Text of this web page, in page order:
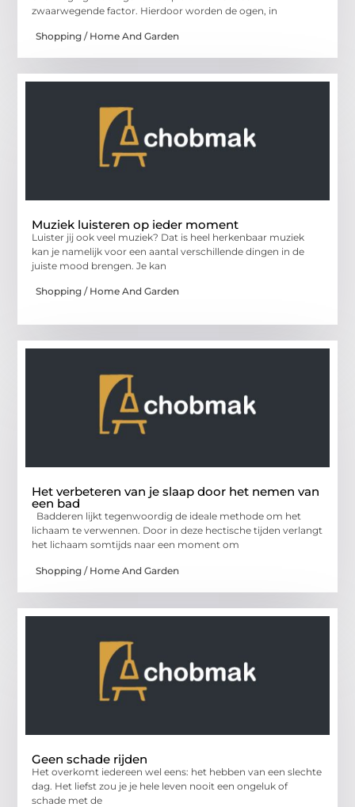
zwaarwegende factor. Hierdoor worden de ogen, in
Shopping / Home And Garden
Muziek luisteren op ieder moment
Luister jij ook veel muziek? Dat is heel herkenbaar muziek
kan je namelijk voor een aantal verschillende dingen in de
juiste mood brengen. Je kan
Shopping / Home And Garden
Het verbeteren van je slaap door het nemen van
een bad
Badderen lijkt tegenwoordig de ideale methode om het
lichaam te verwennen. Door in deze hectische tijden verlangt
het lichaam somtijds naar een moment om
Shopping / Home And Garden
Geen schade rijden
Het overkomt iedereen wel eens: het hebben van een slechte
dag. Het liefst zou je je hele leven nooit een ongeluk of
schade met de